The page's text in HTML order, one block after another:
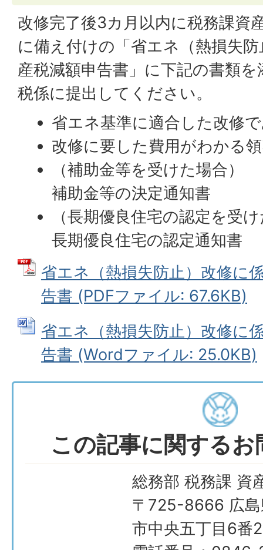
改修完了後3カ月以内に税務課資
に備え付けの「省エネ（熱損失
産税減額申告書」に下記の書類
税係に提出してください。
省エネ基準に適合した改修
改修に要した費用がわかる
（補助金等を受けた場合）
補助金等の決定通知書
（長期優良住宅の認定を受
長期優良住宅の認定通知書
省エネ（熱損失防止）改修に
告書 (PDFファイル: 67.6KB)
省エネ（熱損失防止）改修に
告書 (Wordファイル: 25.0KB)
この記事に関する
総務部 税務課 資
〒725-8666 広島
市中央五丁目6番